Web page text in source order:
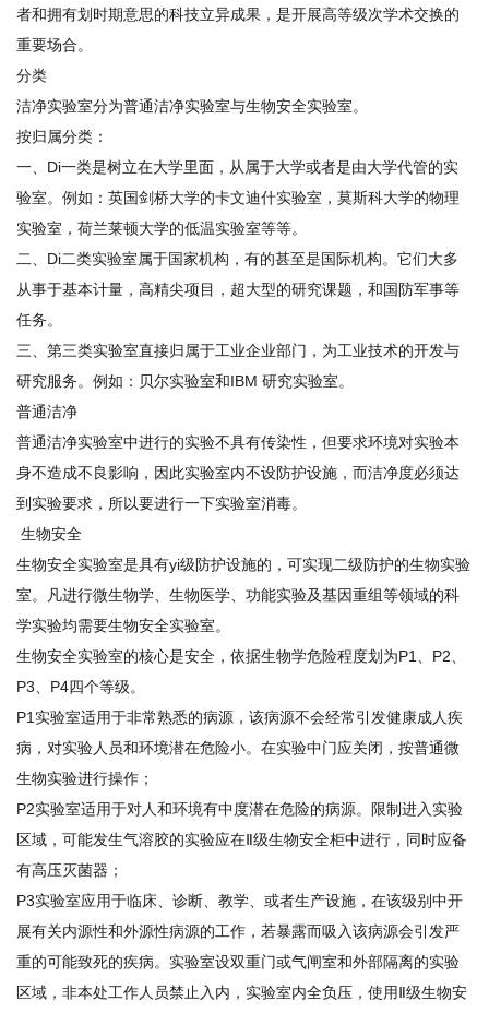
者和拥有划时期意思的科技立异成果，是开展高等级次学术交换的
重要场合。
分类
洁净实验室分为普通洁净实验室与生物安全实验室。
按归属分类：
一、Di一类是树立在大学里面，从属于大学或者是由大学代管的实
验室。例如：英国剑桥大学的卡文迪什实验室，莫斯科大学的物理
实验室，荷兰莱顿大学的低温实验室等等。
二、Di二类实验室属于国家机构，有的甚至是国际机构。它们大多
从事于基本计量，高精尖项目，超大型的研究课题，和国防军事等
任务。
三、第三类实验室直接归属于工业企业部门，为工业技术的开发与
研究服务。例如：贝尔实验室和IBM 研究实验室。
普通洁净
普通洁净实验室中进行的实验不具有传染性，但要求环境对实验本
身不造成不良影响，因此实验室内不设防护设施，而洁净度必须达
到实验要求，所以要进行一下实验室消毒。
生物安全
生物安全实验室是具有yi级防护设施的，可实现二级防护的生物实验
室。凡进行微生物学、生物医学、功能实验及基因重组等领域的科
学实验均需要生物安全实验室。
生物安全实验室的核心是安全，依据生物学危险程度划为P1、P2、
P3、P4四个等级。
P1实验室适用于非常熟悉的病源，该病源不会经常引发健康成人疾
病，对实验人员和环境潜在危险小。在实验中门应关闭，按普通微
生物实验进行操作；
P2实验室适用于对人和环境有中度潜在危险的病源。限制进入实验
区域，可能发生气溶胶的实验应在Ⅱ级生物安全柜中进行，同时应备
有高压灭菌器；
P3实验室应用于临床、诊断、教学、或者生产设施，在该级别中开
展有关内源性和外源性病源的工作，若暴露而吸入该病源会引发严
重的可能致死的疾病。实验室设双重门或气闸室和外部隔离的实验
区域，非本处工作人员禁止入内，实验室内全负压，使用Ⅱ级生物安